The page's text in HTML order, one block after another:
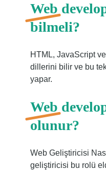
Web
bilmeli?
HTML, JavaScript
dillerini bilir ve bu
yapar.
Web
olunur?
Web Geliştiricisi
geliştiricisi bu rolü